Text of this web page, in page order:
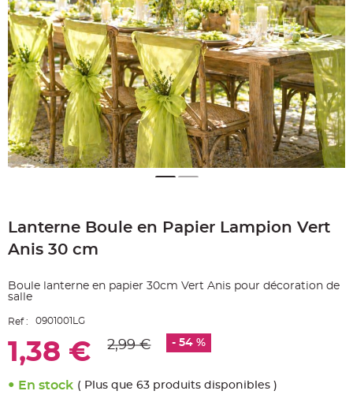
A
r
t
i
c
l
L
m
i
n
e
u
x
o
n
m
a
g
e
H
é
u
m
B
Lanterne Boule en Papier Lampion Vert
Anis 30 cm
Boule lanterne en papier 30cm Vert Anis pour décoration de
salle
Ref : 0901001LG
1,38 € 2,99 € - 54 %
En stock ( Plus que 63 produits disponibles )
the
of
gallery